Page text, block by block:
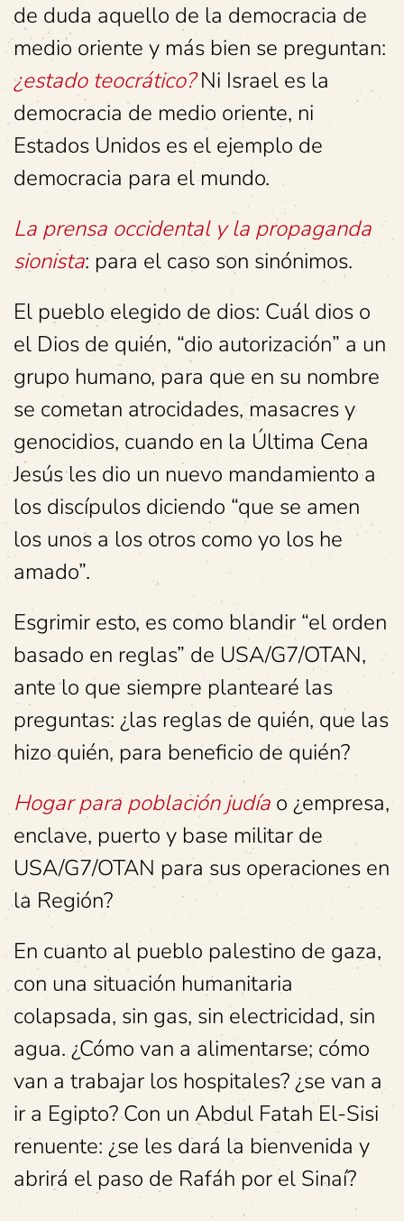
de duda aquello de la democracia de
medio oriente y más bien se preguntan:
¿estado teocrático?Ni Israel es la
democracia de medio oriente, ni
Estados Unidos es el ejemplo de
democracia para el mundo.
La prensa occidental y la propaganda
sionista: para el caso son sinónimos.
El pueblo elegido de dios: Cuál dios o
el Dios de quién, “dio autorización” a un
grupo humano, para que en su nombre
se cometan atrocidades, masacres y
genocidios, cuando en la Última Cena
Jesús les dio un nuevo mandamiento a
los discípulos diciendo “que se amen
los unos a los otros como yo los he
amado”.
Esgrimir esto, es como blandir “el orden
basado en reglas” de USA/G7/OTAN,
ante lo que siempre plantearé las
preguntas: ¿las reglas de quién, que las
hizo quién, para beneficio de quién?
Hogar para población judía o ¿empresa,
enclave, puerto y base militar de
USA/G7/OTAN para sus operaciones en
la Región?
En cuanto al pueblo palestino de gaza,
con una situación humanitaria
colapsada, sin gas, sin electricidad, sin
agua. ¿Cómo van a alimentarse; cómo
van a trabajar los hospitales? ¿se van a
ir a Egipto? Con un Abdul Fatah El-Sisi
renuente: ¿se les dará la bienvenida y
abrirá el paso de Rafáh por el Sinaí?